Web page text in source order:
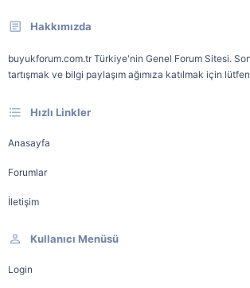
Hakkımızda
buyukforum.com.tr Türkiye'nin Genel Forum Sitesi.
tartışmak ve bilgi paylaşım ağımıza katılmak için
Hızlı Linkler
Anasayfa
Forumlar
İletişim
Kullanıcı Menüsü
Login